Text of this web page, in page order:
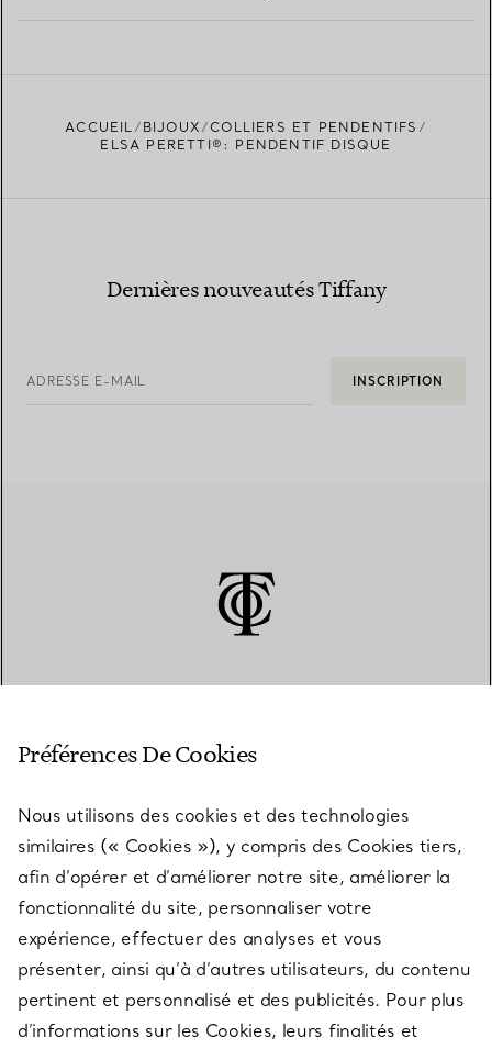
TROUVEZ LA BOUTIQUE LA PLUS PROCHE
ACCUEIL BIJOUX
COLLIERS ET PENDENTIFS
ELSA PERETTI®: PENDENTIF DISQUE
Dernières nouveautés Tiffany
ADRESSE E-MAIL INSCRIPTION
SERVICES
À PROPOS
QUESTIONS LÉGALES
Préférences De Cookies
Nous utilisons des cookies et des technologies
similaires (« Cookies »), y compris des Cookies tiers,
afin d’opérer et d’améliorer notre site, améliorer la
fonctionnalité du site, personnaliser votre
expérience, effectuer des analyses et vous
présenter, ainsi qu’à d’autres utilisateurs, du contenu
pertinent et personnalisé et des publicités. Pour plus
d’informations sur les Cookies, leurs finalités et